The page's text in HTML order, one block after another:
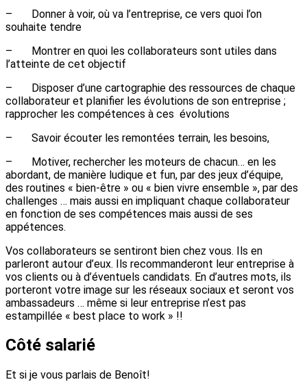
– Donner à voir, où va l’entreprise, ce vers quoi l’on
souhaite tendre
– Montrer en quoi les collaborateurs sont utiles dans
l’atteinte de cet objectif
– Disposer d’une cartographie des ressources de chaque
collaborateur et planifier les évolutions de son entreprise ;
rapprocher les compétences à ces évolutions
– Savoir écouter les remontées terrain, les besoins,
– Motiver, rechercher les moteurs de chacun… en les
abordant, de manière ludique et fun, par des jeux d’équipe,
des routines « bien-être » ou « bien vivre ensemble », par des
challenges … mais aussi en impliquant chaque collaborateur
en fonction de ses compétences mais aussi de ses
appétences.
Vos collaborateurs se sentiront bien chez vous. Ils en
parleront autour d’eux. Ils recommanderont leur entreprise à
vos clients ou à d’éventuels candidats. En d’autres mots, ils
porteront votre image sur les réseaux sociaux et seront vos
ambassadeurs … même si leur entreprise n’est pas
estampillée « best place to work » !!
Côté salarié
Et si je vous parlais de Benoît!